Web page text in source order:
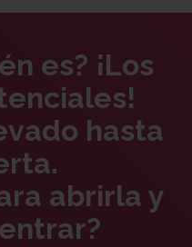
es? ¡Los
hasta
abrirla y